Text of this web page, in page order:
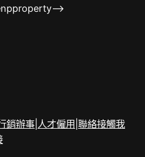
銷辦事 人才僱用 |聯絡接觸我